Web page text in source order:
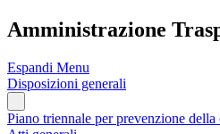
Amministrazione
Espandi Menu
Disposizioni generali
Piano triennale per prevenzione